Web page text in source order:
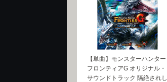
【単曲】モンスターハンター
フロンティアG オリジナル・
サウンドトラック 隔絶されし